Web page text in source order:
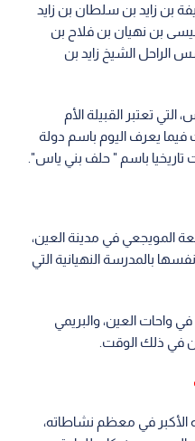
بن زايد بن سلطان بن زايد
بن نهيان بن فلاح بن
الراحل الشيخ زايد بن
تعتبر القبيلة الأم
فيما يعرف اليوم باسم دولة
تاريخيا باسم " حلف بني ياس".
المويجعي في مدينة العين،
بالمدرسة النهيانية التي
العين، والبريمي
في ذلك الوقت.
في معظم نشاطاته،